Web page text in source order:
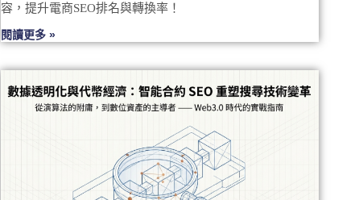
容，提升電商SEO排名與轉換率！
閱讀更多 »